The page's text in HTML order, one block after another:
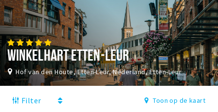
Nieuws, interviews & blogs
Eten
Drinken
Slapen
Recreatief
WINKELHART ETTEN-LEUR
Hof van den Houte, Etten-Leur, Nederland, Etten-Leur
Filter Toon op de kaart